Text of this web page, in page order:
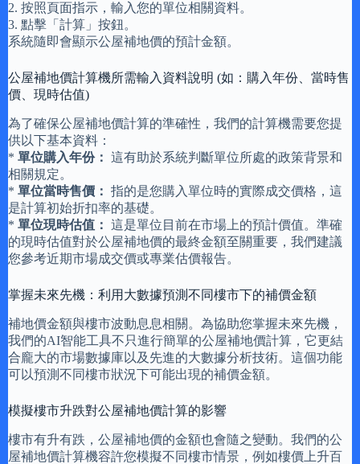
2. 按照頁面指示，輸入您的單位相關資料。
3. 點擊「計算」按鈕。
系統隨即會顯示公屋補地價的預計金額。
公屋補地價計算機所需輸入資料說明 (如：購入年份、當時售
價、現時估值)
為了確保公屋補地價計算的準確性，我們的計算機需要您提
供以下基本資料：
* 單位購入年份： 這有助於系統判斷單位所處的政策背景和
相關規定。
* 單位當時售價： 指的是您購入單位時的實際成交價格，這
是計算初始折扣率的基礎。
* 單位現時估值： 這是單位目前在市場上的預計價值。準確
的現時估值對於公屋補地價的最終金額至關重要，我們建議
您參考近期市場成交價或專業估價報告。
掌握未來先機：利用大數據預測不同樓市下的補價金額
補地價金額與樓市波動息息相關。為協助您掌握未來先機，
我們的AI智能工具不只進行簡單的公屋補地價計算，它更結
合龐大的市場數據庫以及先進的大數據分析技術。這個功能
可以預測不同樓市狀況下可能出現的補價金額。
模擬樓市升跌對公屋補地價計算的影響
樓市有升有跌，公屋補地價的金額也會隨之變動。我們的公
屋補地價計算機容許您模擬不同樓市情景，例如樓價上升百